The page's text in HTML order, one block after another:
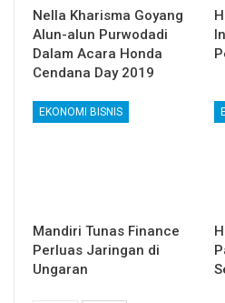
Nella Kharisma Goyang
Alun-alun Purwodadi
Dalam Acara Honda
Cendana Day 2019
EKONOMI BISNIS
Mandiri Tunas Finance
Perluas Jaringan di
Ungaran